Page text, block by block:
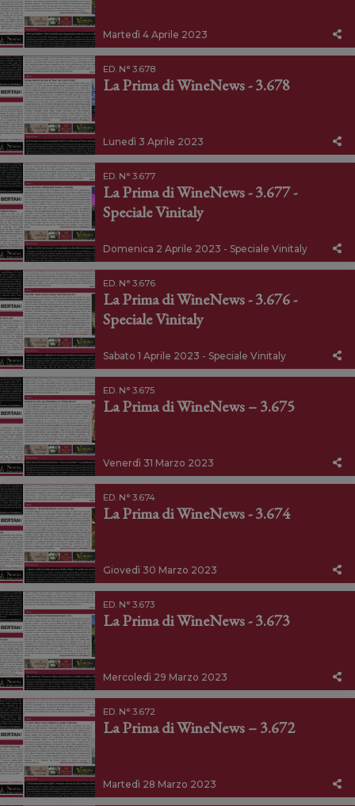
Martedì 4 Aprile 2023
ED. N° 3.678
La Prima di WineNews - 3.678
Lunedì 3 Aprile 2023
ED. N° 3.677
La Prima di WineNews - 3.677 -
Speciale Vinitaly
Domenica 2 Aprile 2023 - Speciale Vinitaly
ED. N° 3.676
La Prima di WineNews - 3.676 -
Speciale Vinitaly
Sabato 1 Aprile 2023 - Speciale Vinitaly
ED. N° 3.675
La Prima di WineNews – 3.675
Venerdì 31 Marzo 2023
ED. N° 3.674
La Prima di WineNews - 3.674
Giovedì 30 Marzo 2023
ED. N° 3.673
La Prima di WineNews - 3.673
Mercoledì 29 Marzo 2023
ED. N° 3.672
La Prima di WineNews – 3.672
Martedì 28 Marzo 2023